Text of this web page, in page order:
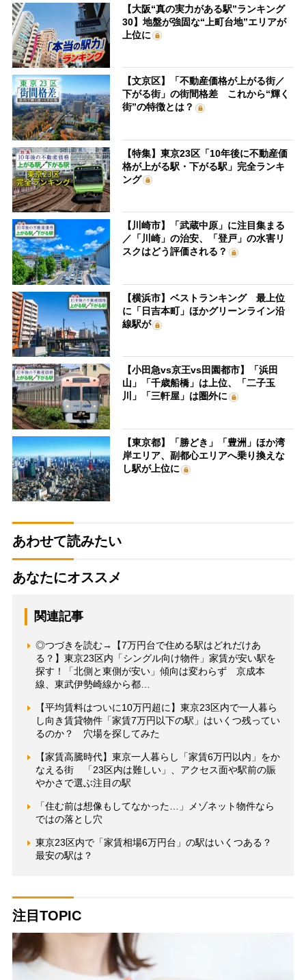
【大阪“真の実力がある駅”ランキング
30】地盤が強固な“上町台地”エリアが
上位に
【文京区】「不動産価格が上がる街／
下がる街」の街間格差 これから“輝く
街”の特徴とは？
【特集】東京23区「10年後に不動産価
格が上がる駅・下がる駅」完全ランキ
ング
【川崎市】「武蔵中原」に注目集まる
／「川崎」の治安、「登戸」の水害リ
スクはどう評価される？
【横浜市】ベストランキング 最上位
に「日吉本町」ほかグリーンライン沿
線駅が
【小田急vs京王vs田園都市】「浜田
山」「千歳船橋」は上位、「二子玉
川」「三軒屋」は圏外に
【東京都】「勝どき」「豊洲」ほか湾
岸エリア、副都心エリアへ乗り換えな
し駅が上位に
あわせて読みたい
あなたにオススメ
関連記事
◎つづきを読む→【7万円台で住める駅はどれだけあ
る？】東京23区内「シングル向け物件」家賃が安い駅を
探す！「北側と東側が安い」傾向は変わらず 京成本
線、東武伊勢崎線から都…
【平均賃料はついに10万円超に】東京23区内で一人暮ら
し向き賃貸物件「家賃7万円以下の駅」はいくつ残ってい
るのか？ 穴場を探してみた
【家賃高騰時代】東京一人暮らし「家賃6万円以内」をか
なえる街 「23区内は難しい」、アクセス面や駅前の賑
やかさで選ぶ注目の駅
「住む前は想像もしてなかった…」メゾネット物件なら
ではの落とし穴
東京23区内で「家賃相場6万円台」の駅はいくつある？
最安の駅は？
注目TOPIC